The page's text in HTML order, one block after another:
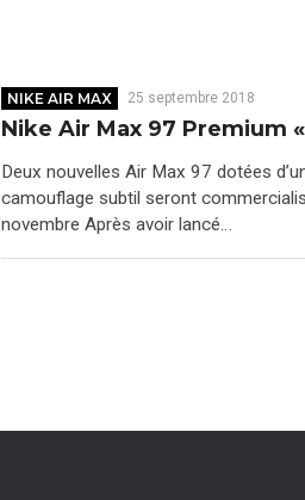
NIKE AIR MAX 25 septembre 2018
Nike Air Max 97 Premium
Deux nouvelles Air Max 97 dotées
camouflage subtil seront
novembre Après avoir lancé…